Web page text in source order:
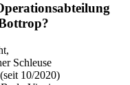
Schleuse
10/2020)